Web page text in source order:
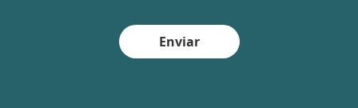
Enviar